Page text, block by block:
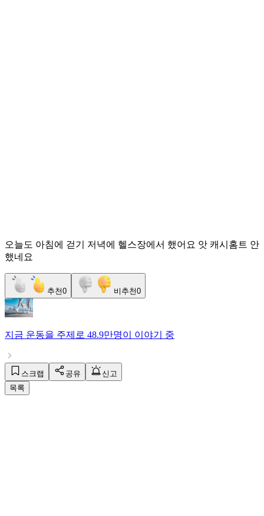
오늘도 아침에 걷기 저녁에 헬스장에서 했어요 앗 캐시홈트 안
했네요
추천0 비추천0
지금 운동을 주제로 48.9만명이 이야기 중
스크랩 공유
신고
목록